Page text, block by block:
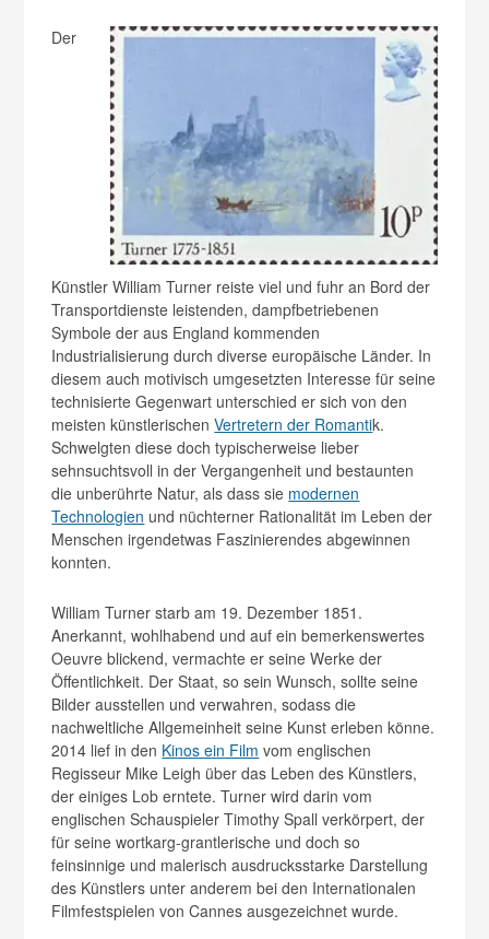
Der
Künstler William Turner reiste viel und fuhr an Bord der
Transportdienste leistenden, dampfbetriebenen
Symbole der aus England kommenden
Industrialisierung durch diverse europäische Länder. In
diesem auch motivisch umgesetzten Interesse für seine
technisierte Gegenwart unterschied er sich von den
meisten künstlerischenVertretern der Romantik.
Schwelgten diese doch typischerweise lieber
sehnsuchtsvoll in der Vergangenheit und bestaunten
die unberührte Natur, als dass sie modernen
Technologien und nüchterner Rationalität im Leben der
Menschen irgendetwas Faszinierendes abgewinnen
konnten.
William Turner starb am 19. Dezember 1851.
Anerkannt, wohlhabend und auf ein bemerkenswertes
Oeuvre blickend, vermachte er seine Werke der
Öffentlichkeit. Der Staat, so sein Wunsch, sollte seine
Bilder ausstellen und verwahren, sodass die
nachweltliche Allgemeinheit seine Kunst erleben könne.
2014 lief in den Kinos ein Film vom englischen
Regisseur Mike Leigh über das Leben des Künstlers,
der einiges Lob erntete. Turner wird darin vom
englischen Schauspieler Timothy Spall verkörpert, der
für seine wortkarg-grantlerische und doch so
feinsinnige und malerisch ausdrucksstarke Darstellung
des Künstlers unter anderem bei den Internationalen
Filmfestspielen von Cannes ausgezeichnet wurde.